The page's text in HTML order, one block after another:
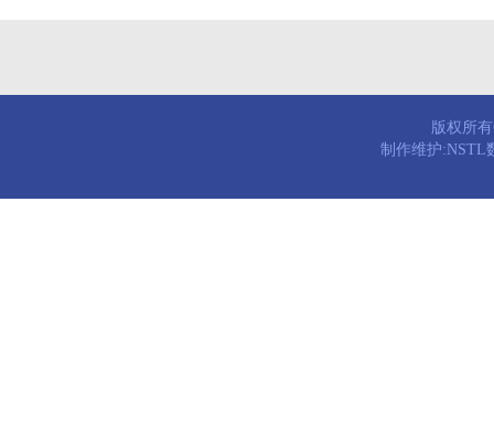
版权所
制作维护:NSTL